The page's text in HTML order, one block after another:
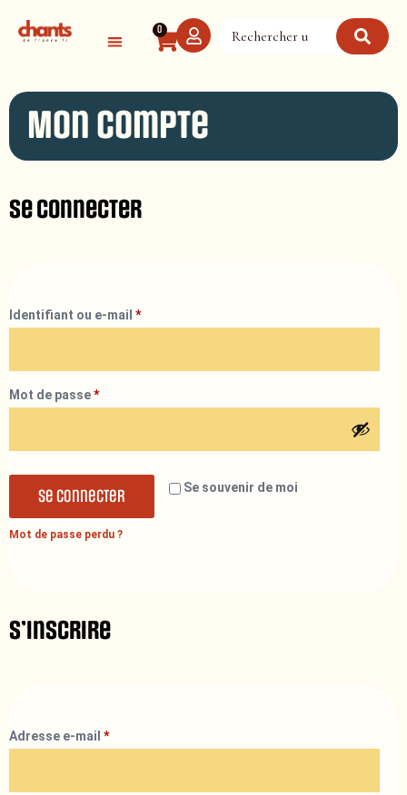
0
Mon compte
Se connecter
Identifiant ou e-mail *
Mot de passe*
Se souvenir de moi
Se connecter
Mot de passe perdu ?
S’inscrire
Adresse e-mail *